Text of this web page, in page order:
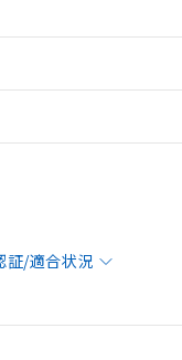
証/適合状況